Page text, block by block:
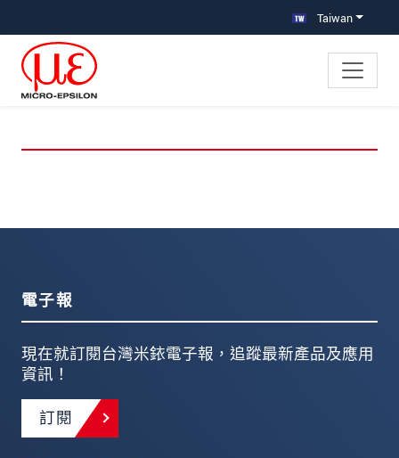
Taiwan
電子報
現在就訂閱台灣米銥電子報，追蹤最新產品及應用
資訊！
訂閱